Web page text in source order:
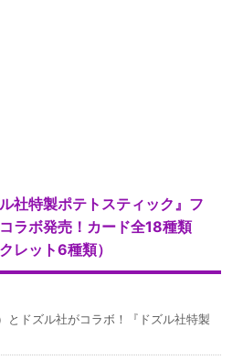
ル社特製ポテトスティック』フ
ラボ発売！カード全18種類
クレット6種類）
とドズル社がコラボ！『ドズル社特製